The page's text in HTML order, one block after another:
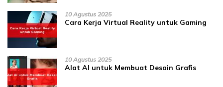
10 Agustus 2025
Cara Kerja Virtual Reality untuk Gaming
10 Agustus 2025
Alat AI untuk Membuat Desain Grafis